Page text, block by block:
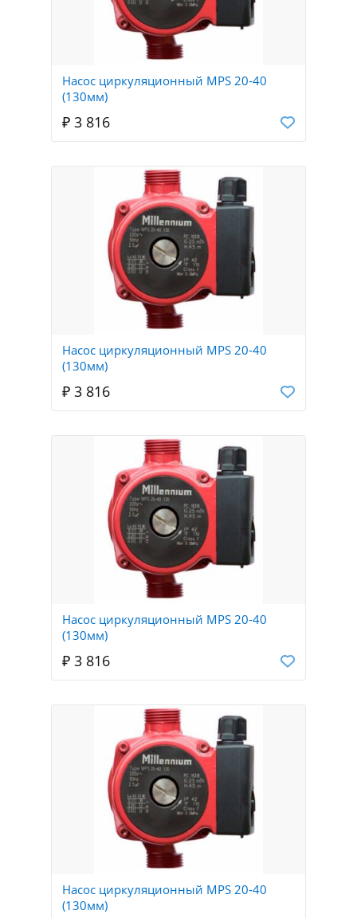
Насос циркуляционный MPS 20-40
(130мм)
₽ 3 816
Насос циркуляционный MPS 20-40
(130мм)
₽ 3 816
Насос циркуляционный MPS 20-40
(130мм)
₽ 3 816
Насос циркуляционный MPS 20-40
(130мм)